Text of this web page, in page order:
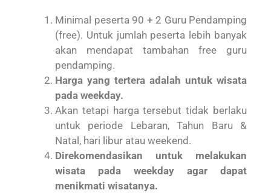
Minimal peserta 90 + 2 Guru Pendamping
(free). Untuk jumlah peserta lebih banyak
akan mendapat tambahan free guru
pendamping.
Harga yang tertera adalah untuk wisata
pada weekday.
Akan tetapi harga tersebut tidak berlaku
untuk periode Lebaran, Tahun Baru &
Natal, hari libur atau weekend.
Direkomendasikan untuk melakukan
wisata pada weekday agar dapat
menikmati wisatanya.